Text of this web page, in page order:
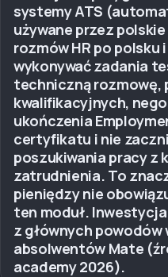
systemy ATS
używane przez
rozmów HR po polsku
wykonywać zadania
techniczną rozmowę,
kwalifikacyjnych,
ukończenia
certyfikatu i nie
poszukiwania pracy z
zatrudnienia. To
pieniędzy nie
ten moduł.
z głównych
absolwentów Mate
academy 2026).